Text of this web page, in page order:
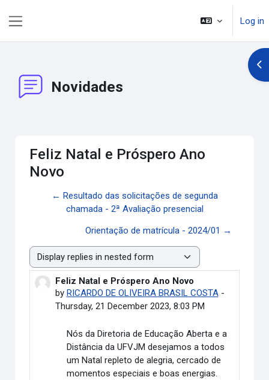
Log in
Novidades
Feliz Natal e Próspero Ano
Novo
← Resultado das solicitações de segunda
chamada - 2ª Avaliação presencial
Orientação de matrícula - 2024/01 →
Display mode
Feliz Natal e Próspero Ano Novo
by RICARDO DE OLIVEIRA BRASIL COSTA-
Thursday, 21 December 2023, 8:03 PM
Number of replies: 0
Nós da Diretoria de Educação Aberta e a
Distância da UFVJM desejamos a todos
um Natal repleto de alegria, cercado de
momentos especiais e boas energias.